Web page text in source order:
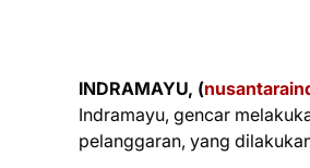
INDRAMAYU, (
Indramayu, gencar
pelanggaran, yang